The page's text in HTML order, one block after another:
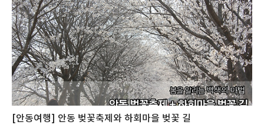
[안동여행] 안동 벚꽃축제와 하회마을 벚꽃 길